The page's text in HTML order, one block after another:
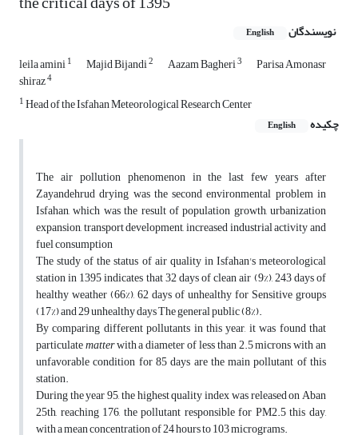
نویسندگان English
leila amini1 Majid Bijandi2 Aazam Bagheri3 Parisa Amonasr
shiraz4
1Head of the Isfahan Meteorological Research Center
چکیده
English
The air pollution phenomenon in the last few years after
Zayandehrud drying was the second environmental problem in
Isfahan, which was the result of population growth, urbanization
expansion, transport development, increased industrial activity and
fuel consumption
The study of the status of air quality in Isfahan's meteorological
station in 1395 indicates that 32 days of clean air (9%), 243 days of
healthy weather (66%), 62 days of unhealthy for Sensitive groups
(17%) and 29 unhealthy days The general public (8%).
By comparing different pollutants in this year, it was found that
particulatematterwith a diameter of less than 2.5 microns with an
unfavorable condition for 85 days are the main pollutant of this
station.
During the year 95, the highest quality index was released on Aban
25th, reaching 176, the pollutant responsible for PM2.5 this day,
with a mean concentration of 24 hours to 103 micrograms.